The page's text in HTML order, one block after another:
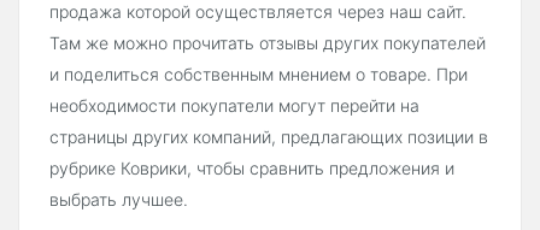
продажа которой осуществляется через наш сайт.
Там же можно прочитать отзывы других покупателей
и поделиться собственным мнением о товаре. При
необходимости покупатели могут перейти на
страницы других компаний, предлагающих позиции в
рубрике Коврики, чтобы сравнить предложения и
выбрать лучшее.